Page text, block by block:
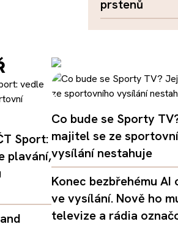
prstenů
Sport:
plavání,
Co bude se Sporty
majitel se ze
vysílání nestahuje
Konec bezbřehému AI
ve vysílání. Nově ho
televize a rádia